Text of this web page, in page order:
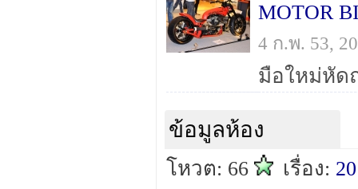
MOTOR
4 ก.พ. 53,
ข้อมูลห้อง
โหวต: 66 เรื่อง: 20